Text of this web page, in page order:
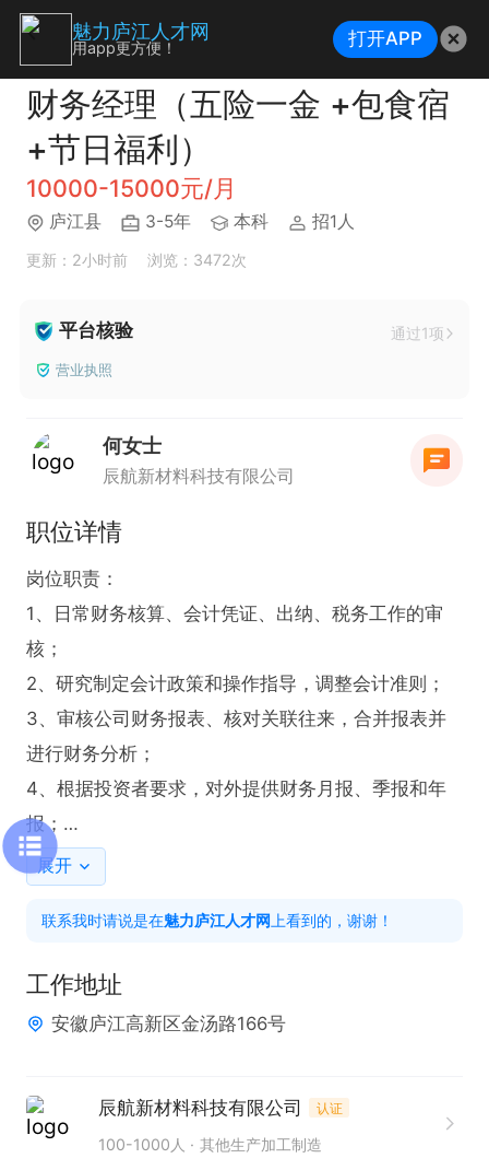
财务经理（五险一金 +包食宿
+节日福利）
10000-15000元/月
庐江县 3-5年 本科 招1人
更新：2小时前 浏览：3472次
平台核验 通过1项
营业执照
何女士
辰航新材料科技有限公司
职位详情
岗位职责：
1、日常财务核算、会计凭证、出纳、税务工作的审
核；
2、研究制定会计政策和操作指导，调整会计准则；
3、审核公司财务报表、核对关联往来，合并报表并
进行财务分析；
4、根据投资者要求，对外提供财务月报、季报和年
报；
5、组织业务学习、培训和会计岗位技能训练；
6、依据费用管理规定，合理控制费用支出；
7、定期组织检查会计政策执行情况，严控操作风
8、协调对外审计，提供所需财会资料。
1、财会专业大学以上；
2、有会计证或注册会计师资格者优先；
展开
联系我时请说是在魅力庐江人才网 上看到的，谢谢！
工作地址
安徽庐江高新区金汤路166号
辰航新材料科技有限公司 认证
100-1000人 其他生产加工制造
魅力庐江人才网
用app更方便！ 打开APP